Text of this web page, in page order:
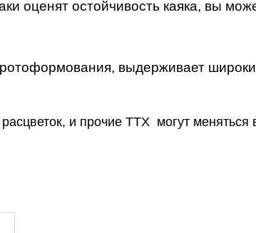
оценят остойчивость каяка, вы
выдерживает
и прочие ТТХ  могут меняться